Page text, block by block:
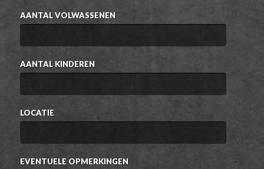
AANTAL VOLWASSENEN
AANTAL KINDEREN
LOCATIE
EVENTUELE OPMERKINGEN